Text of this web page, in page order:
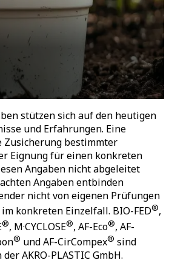
stützen sich auf den heutigen
und Erfahrungen. Eine
bestimmter
Eignung für einen konkreten
Angaben nicht abgeleitet
Angaben entbinden
nicht von eigenen Prüfungen
konkreten Einzelfall. BIO-FED®,
®, M·CYCLOSE®, AF-Eco®, AF-
® und AF-CirCompex® sind
AKRO-PLASTIC GmbH.